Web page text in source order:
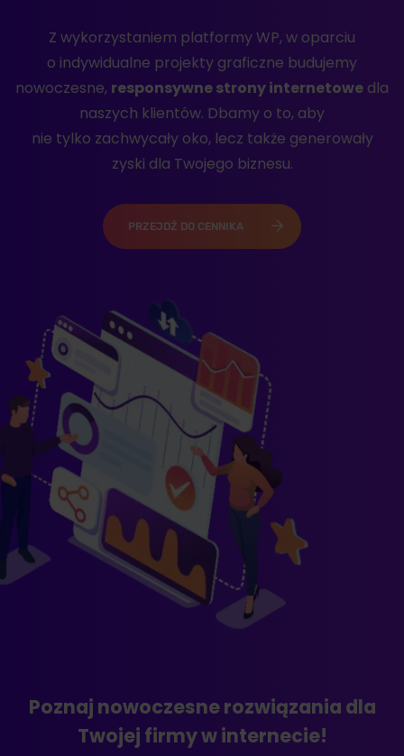
Z wykorzystaniem platformy WP, w oparciu
o indywidualne projekty graficzne budujemy
nowoczesne, responsywne strony internetowe dla
naszych klientów. Dbamy o to, aby
nie tylko zachwycały oko, lecz także generowały
zyski dla Twojego biznesu.
PRZEJDŹ DO CENNIKA
Poznaj nowoczesne rozwiązania dla
Twojej firmy w internecie!